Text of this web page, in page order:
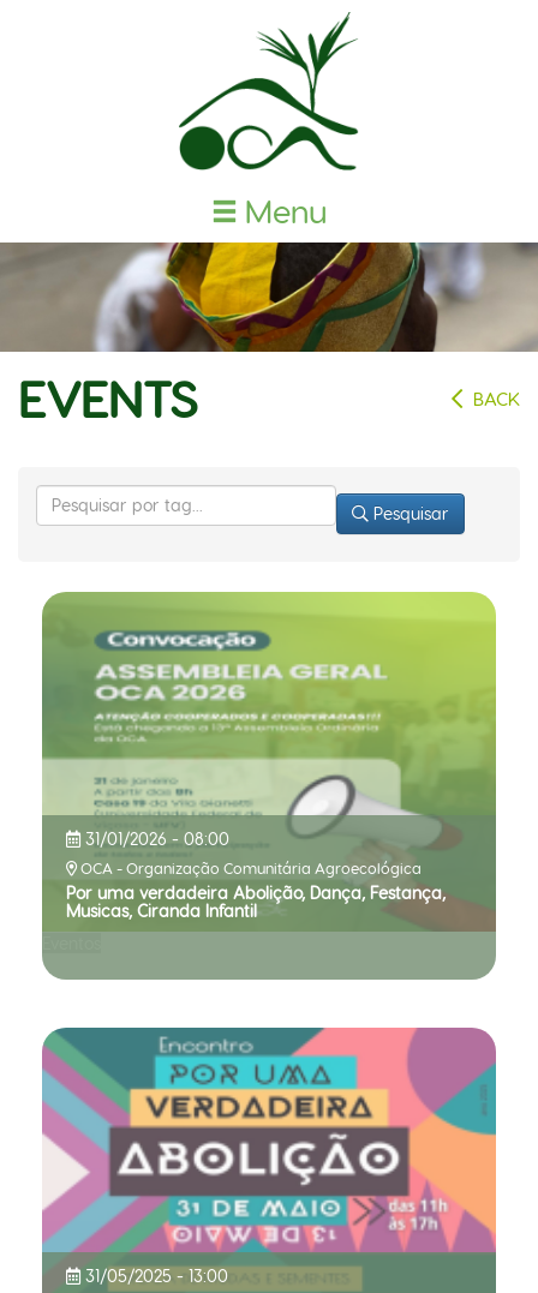
Menu
EVENTS BACK
Pesquisar
por
Pesquisar
31/01/2026 - 08:00
OCA - Organização Comunitária Agroecológica
Por uma verdadeira Abolição, Dança, Festança,
Musicas, Ciranda Infantil
31/05/2025 - 13:00